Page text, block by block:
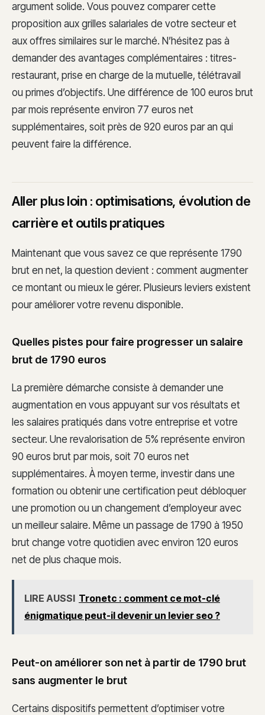
argument solide. Vous pouvez comparer cette
proposition aux grilles salariales de votre secteur et
aux offres similaires sur le marché. N’hésitez pas à
demander des avantages complémentaires : titres-
restaurant, prise en charge de la mutuelle, télétravail
ou primes d’objectifs. Une différence de 100 euros brut
par mois représente environ 77 euros net
supplémentaires, soit près de 920 euros par an qui
peuvent faire la différence.
Aller plus loin : optimisations, évolution de
carrière et outils pratiques
Maintenant que vous savez ce que représente 1790
brut en net, la question devient : comment augmenter
ce montant ou mieux le gérer. Plusieurs leviers existent
pour améliorer votre revenu disponible.
Quelles pistes pour faire progresser un salaire
brut de 1790 euros
La première démarche consiste à demander une
augmentation en vous appuyant sur vos résultats et
les salaires pratiqués dans votre entreprise et votre
secteur. Une revalorisation de 5% représente environ
90 euros brut par mois, soit 70 euros net
supplémentaires. À moyen terme, investir dans une
formation ou obtenir une certification peut débloquer
une promotion ou un changement d’employeur avec
un meilleur salaire. Même un passage de 1790 à 1950
brut change votre quotidien avec environ 120 euros
net de plus chaque mois.
LIRE AUSSI Tronetc : comment ce mot-clé
énigmatique peut-il devenir un levier seo ?
Peut-on améliorer son net à partir de 1790 brut
sans augmenter le brut
Certains dispositifs permettent d’optimiser votre